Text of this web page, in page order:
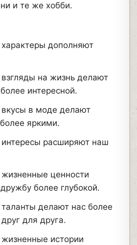
и те же хобби.
дополняют
на жизнь делают
интересной.
в моде делают
яркими.
расширяют наш
ценности
более глубокой.
делают нас более
для друга.
истории